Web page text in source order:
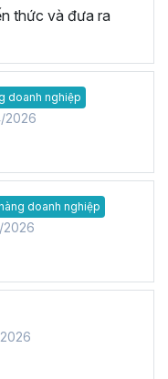
thức và đưa ra
doanh nghiệp
2026
doanh nghiệp
2026